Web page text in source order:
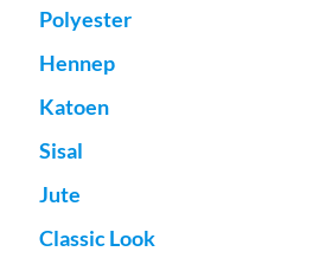
Polyester
Hennep
Katoen
Sisal
Jute
Classic Look